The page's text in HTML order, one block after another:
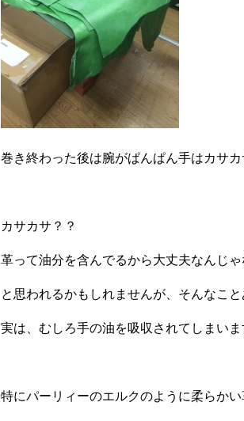
巻き終わった後は腕がぱんぱん手はカサカ
カサカサ？？
革って油分を含んでるから大丈夫なんじゃ
と思われるかもしれませんが、そんなこと
実は、むしろ手の油を吸収されてしまいま
特にパーリィーのエルクのように柔らかい